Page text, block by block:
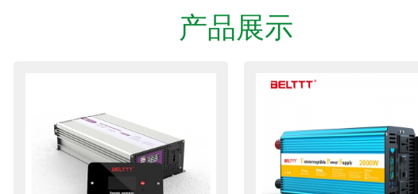
产品展示